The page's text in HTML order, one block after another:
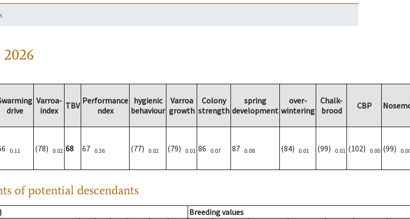
2026
drive
Varroa-
index
TBV Performance
ndex
hygienic
behaviour
Varroa
growth
Colony
strength
spring
development
over-
wintering
Chalk-
brood
CBP
0.11 (78) 0.02 68 67 0.36 (77) 0.02 (79) 0.01 86 0.07 87 0.08 (84) 0.01 (99) 0.01 (102) 0.00 (99)
of potential descendants
Breeding values